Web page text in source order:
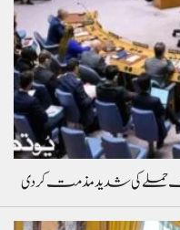
حملے کی شدید مذمت کردی